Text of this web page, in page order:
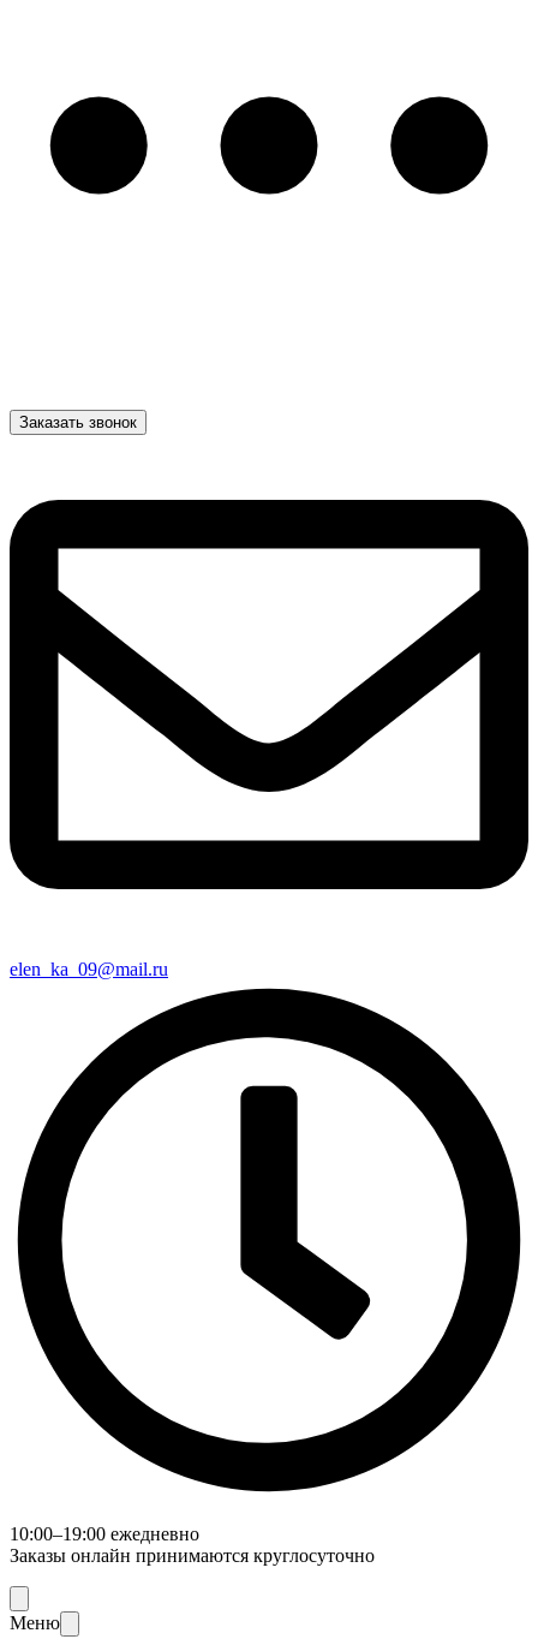
Заказать звонок
elen_ka_09@mail.ru
10:00–19:00 ежедневно
Заказы онлайн принимаются круглосуточно
Меню